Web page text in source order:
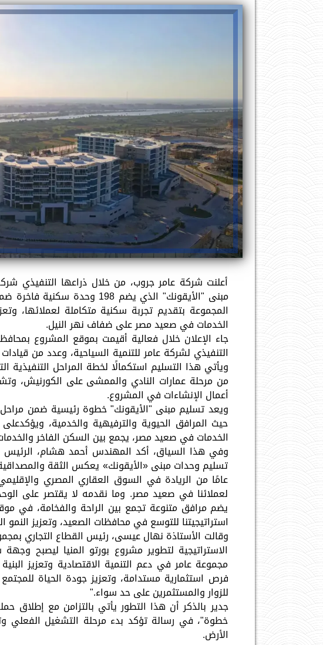
أعلنت شركة عامر جروب، من خلال ذراعها التنفيذي
مبنى "الأيقونك" الذي يضم
المجموعة بتقديم تجربة سكنية متكاملة لعملائها،
الخدمات في صعيد مصر على ضفاف نهر النيل.
جاء الإعلان خلال فعالية أقيمت بموقع المشروع
التنفيذي لشركة عامر للتنمية السياحية، وعدد من
أعمال الإنشاءات في المشروع.
ويعد تسليم مبنى "الأيقونك" خطوة رئيسية ضمن
حيث المرافق الحيوية والترفيهية والخدمية،
الخدمات في صعيد مصر، يجمع بين السكن الفاخر
وفي هذا السياق، أكد المهندس أحمد هشام، الرئيس
عامًا من الريادة في السوق العقاري المصري
لعملائنا في صعيد مصر. وما نقدمه لا يقتصر على
يضم مرافق متنوعة تجمع بين الراحة والفخامة، في
استراتيجيتنا للتوسع في محافظات الصعيد، وتعزيز النمو
وقالت الأستاذة نهال عيسى، رئيس القطاع التجاري
الاستراتيجية لتطوير مشروع بورتو المنيا ليصبح
مجموعة عامر في دعم التنمية الاقتصادية وتعزيز
فرص استثمارية مستدامة، وتعزيز جودة الحياة
للزوار والمستثمرين على حد سواء."
جدير بالذكر أن هذا التطور يأتي بالتزامن مع إطلاق
خطوة"، في رسالة تؤكد بدء مرحلة التشغيل الفعلي
الأرض.